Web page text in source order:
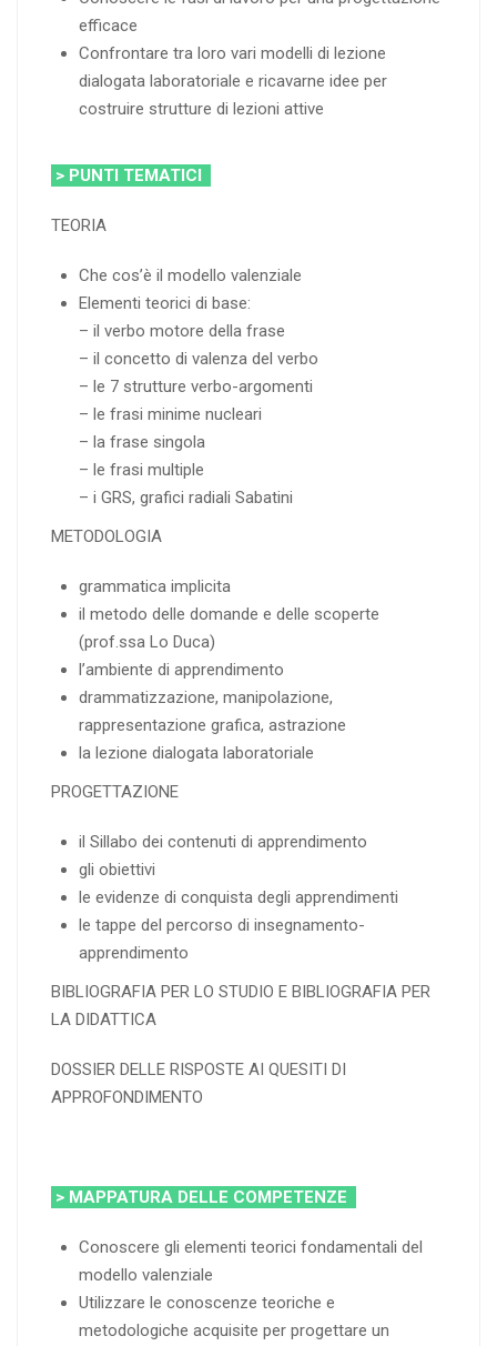
efficace
Confrontare tra loro vari modelli di lezione
dialogata laboratoriale e ricavarne idee per
costruire strutture di lezioni attive
> PUNTI TEMATICI
TEORIA
Che cos’è il modello valenziale
Elementi teorici di base:
– il verbo motore della frase
– il concetto di valenza del verbo
– le 7 strutture verbo-argomenti
– le frasi minime nucleari
– la frase singola
– le frasi multiple
– i GRS, grafici radiali Sabatini
METODOLOGIA
grammatica implicita
il metodo delle domande e delle scoperte
(prof.ssa Lo Duca)
l’ambiente di apprendimento
drammatizzazione, manipolazione,
rappresentazione grafica, astrazione
la lezione dialogata laboratoriale
PROGETTAZIONE
il Sillabo dei contenuti di apprendimento
gli obiettivi
le evidenze di conquista degli apprendimenti
le tappe del percorso di insegnamento-
apprendimento
BIBLIOGRAFIA PER LO STUDIO E BIBLIOGRAFIA PER
LA DIDATTICA
DOSSIER DELLE RISPOSTE AI QUESITI DI
APPROFONDIMENTO
> MAPPATURA DELLE COMPETENZE
Conoscere gli elementi teorici fondamentali del
modello valenziale
Utilizzare le conoscenze teoriche e
metodologiche acquisite per progettare un